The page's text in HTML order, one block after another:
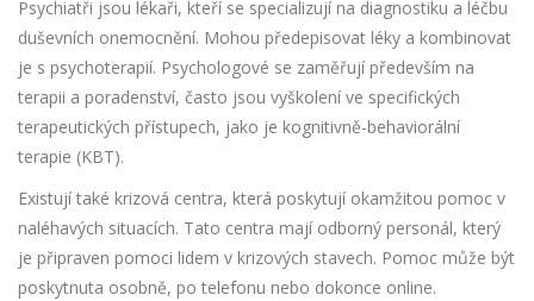
Psychiatři jsou lékaři, kteří se specializují na diagnostiku a léčbu
duševních onemocnění. Mohou předepisovat léky a kombinovat
je s psychoterapií. Psychologové se zaměřují především na
terapii a poradenství, často jsou vyškolení ve specifických
terapeutických přístupech, jako je kognitivně-behaviorální
terapie (KBT).
Existují také krizová centra, která poskytují okamžitou pomoc v
naléhavých situacích. Tato centra mají odborný personál, který
je připraven pomoci lidem v krizových stavech. Pomoc může být
poskytnuta osobně, po telefonu nebo dokonce online.